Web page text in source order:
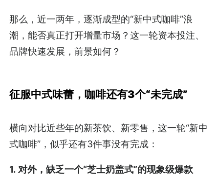
那么，近一两年，逐渐成型的“新中式咖啡”浪
潮，能否真正打开增量市场？这一轮资本投注、
品牌快速发展，前景如何？
征服中式味蕾，咖啡还有3个“未完成”
横向对比近些年的新茶饮、新零售，这一轮“新中
式咖啡”，似乎还有3件事没有完成：
1. 对外，缺乏一个“芝士奶盖式”的现象级爆款